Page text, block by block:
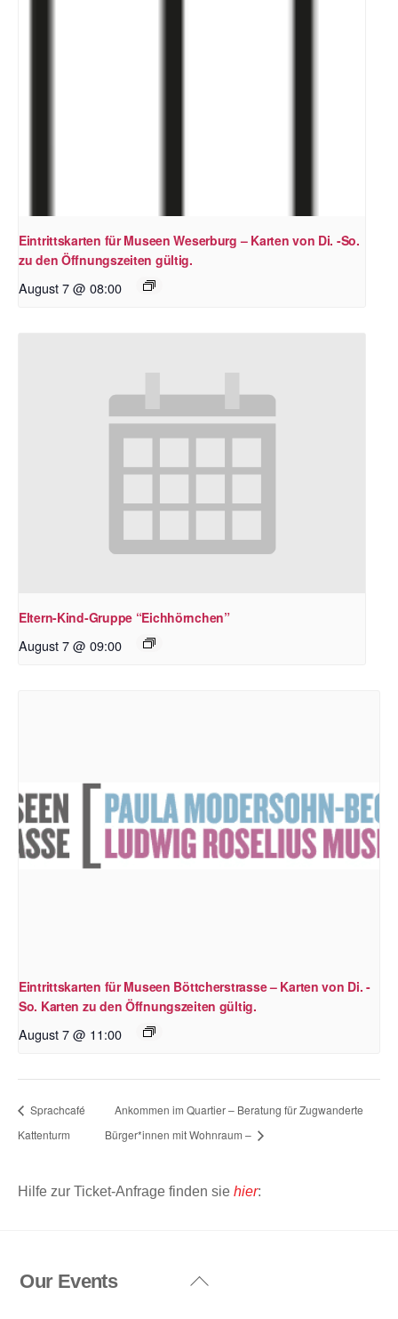
Eintrittskarten für Museen Weserburg – Karten von Di. -So.
zu den Öffnungszeiten gültig.
August 7 @ 08:00
Eltern-Kind-Gruppe “Eichhörnchen”
August 7 @ 09:00
Eintrittskarten für Museen Böttcherstrasse – Karten von Di. -
So. Karten zu den Öffnungszeiten gültig.
August 7 @ 11:00
Sprachcafé
Kattenturm
Ankommen im Quartier – Beratung für Zugwanderte
Bürger*innen mit Wohnraum –
Hilfe zur Ticket-Anfrage finden sie hier:
Back
Our Events